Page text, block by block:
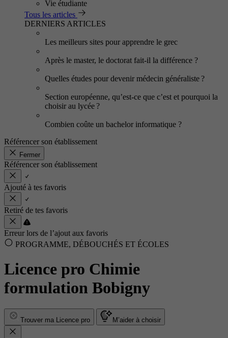
Vie étudiante
Tous les articles
DERNIERS ARTICLES
Les meilleurs sites pour apprendre le grec
Après le master, le doctorat fait-il la différence ?
Quelles études pour devenir médecin généraliste ?
Section européenne, qu’est-ce que c’est et pourquoi la
choisir au lycée ?
Combien coûte un bachelor informatique ?
Référencer son établissement
Fermer
Référencer son établissement
Ajouté à tes favoris
Retiré de tes favoris
Erreur lors de l’ajout aux favoris
PROGRAMME, DÉBOUCHÉS ET ÉCOLES
Licence pro Chimie
formulation Bobigny
Trouver ma Licence pro M’aider à choisir